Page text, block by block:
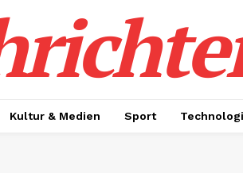
Kultur & Medien Sport